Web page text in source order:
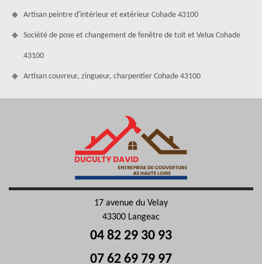
Artisan peintre d'intérieur et extérieur Cohade 43100
Société de pose et changement de fenêtre de toit et Velux Cohade
43100
Artisan couvreur, zingueur, charpentier Cohade 43100
17 avenue du Velay
43300 Langeac
04 82 29 30 93
07 62 69 79 97